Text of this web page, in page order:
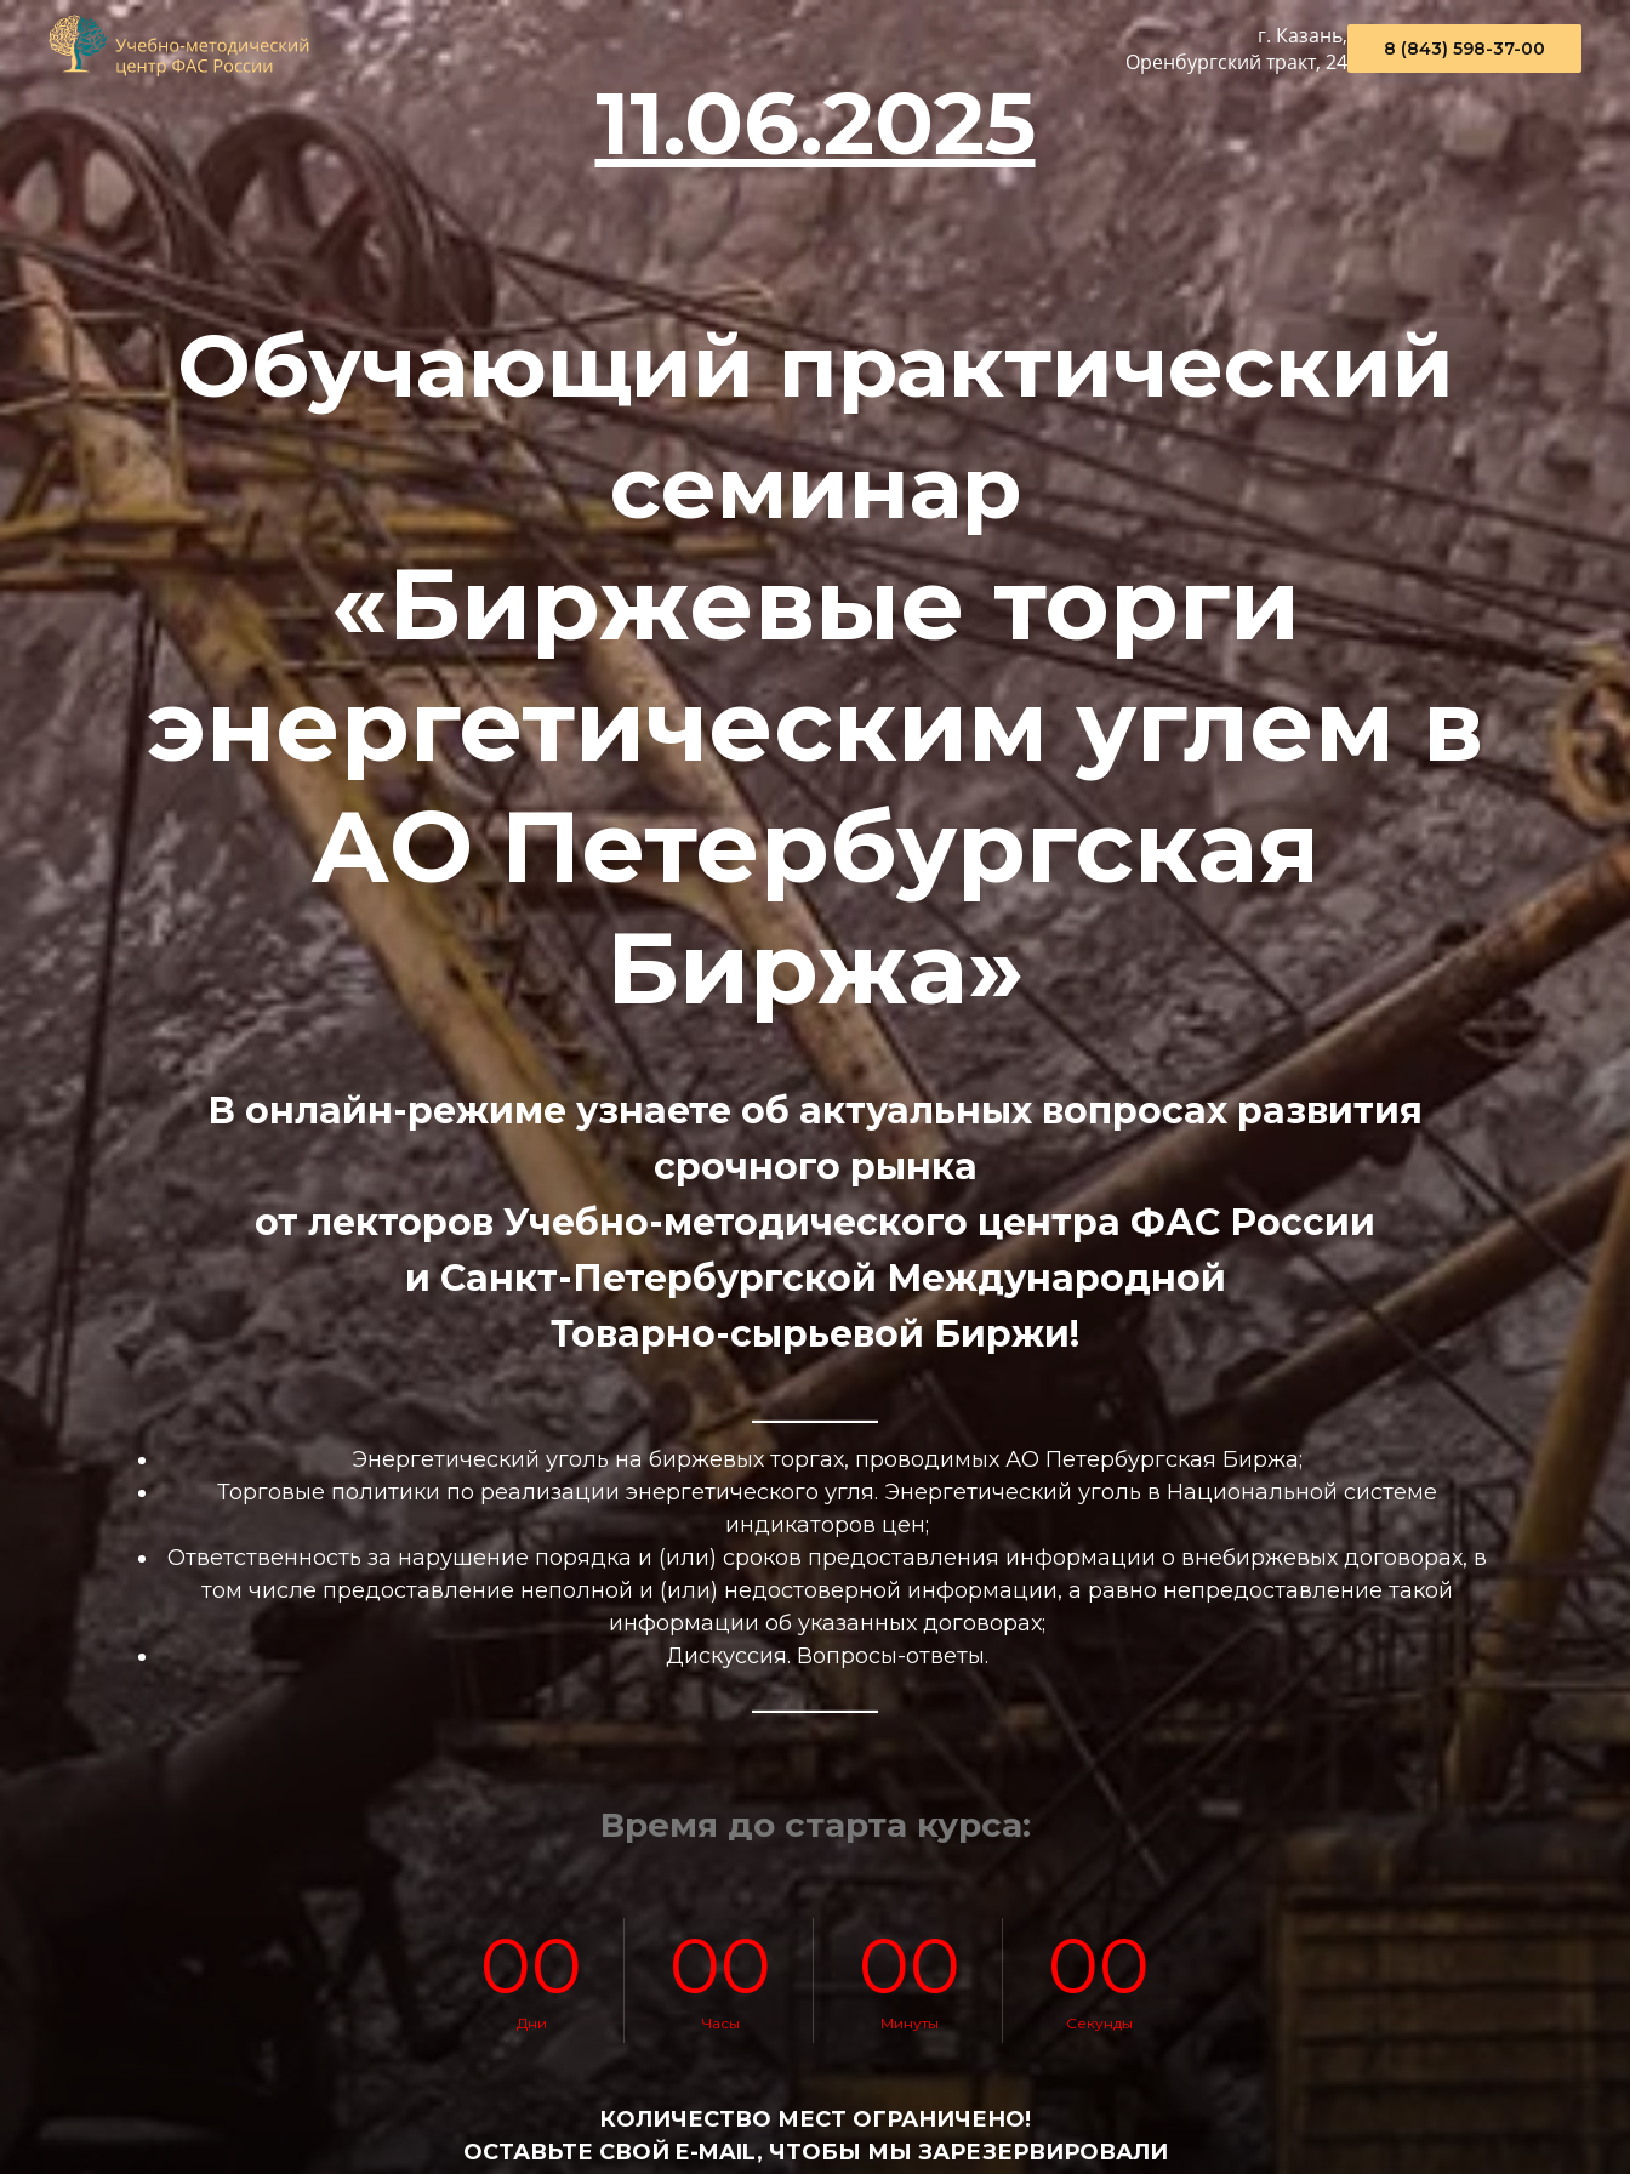
г. Казань,
Оренбургский тракт, 24
8 (843) 598-37-00
11.06.2025
Обучающий практический
семинар
«Биржевые торги
энергетическим углем в
АО Петербургская
Биржа»
В онлайн-режиме узнаете об актуальных вопросах развития
срочного рынка
от лекторов Учебно-методического центра ФАС России
и Санкт-Петербургской Международной
Товарно-сырьевой Биржи!
————
Энергетический уголь на биржевых торгах, проводимых АО Петербургская Биржа;
Торговые политики по реализации энергетического угля. Энергетический уголь в Национальной системе
индикаторов цен;
Ответственность за нарушение порядка и (или) сроков предоставления информации о внебиржевых договорах, в
том числе предоставление неполной и (или) недостоверной информации, а равно непредоставление такой
информации об указанных договорах;
Дискуссия. Вопросы-ответы.
————
Время до старта курса:
00
Дни
00
Часы
00
Минуты
00
Секунды
КОЛИЧЕСТВО МЕСТ ОГРАНИЧЕНО!
ОСТАВЬТЕ СВОЙ E-MAIL, ЧТОБЫ МЫ ЗАРЕЗЕРВИРОВАЛИ